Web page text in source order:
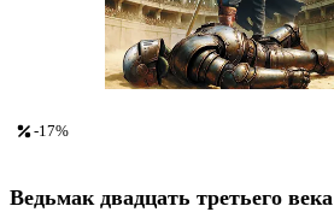
-17%
Ведьмак двадцать третьего века